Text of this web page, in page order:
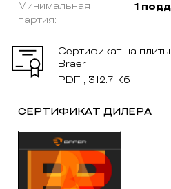
Минимальная
партия:
1
Сертификат на
Braer
PDF , 312.7 Кб
СЕРТИФИКАТ ДИЛЕРА